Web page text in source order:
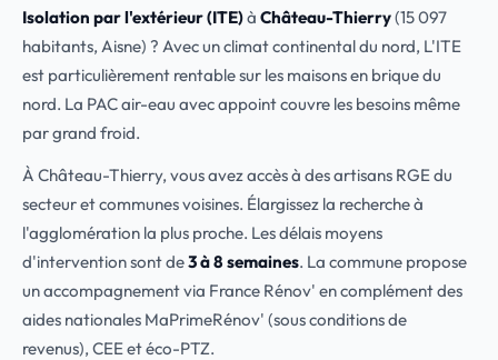
Isolation par l'extérieur (ITE)à Château-Thierry(15 097
habitants, Aisne) ? Avec un climat continental du nord, L'ITE
est particulièrement rentable sur les maisons en brique du
nord. La PAC air-eau avec appoint couvre les besoins même
par grand froid.
À Château-Thierry, vous avez accès à des artisans RGE du
secteur et communes voisines. Élargissez la recherche à
l'agglomération la plus proche. Les délais moyens
d'intervention sont de3 à 8 semaines. La commune propose
un accompagnement via France Rénov' en complément des
aides nationales MaPrimeRénov' (sous conditions de
revenus), CEE et éco-PTZ.